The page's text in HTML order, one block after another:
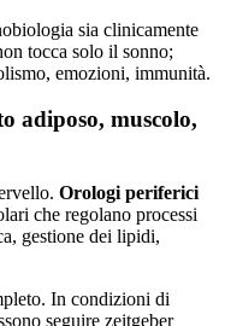
sia clinicamente
tocca solo il sonno;
emozioni, immunità.
adiposo, muscolo,
Orologi periferici
che regolano processi
gestione dei lipidi,
In condizioni di
seguire zeitgeber